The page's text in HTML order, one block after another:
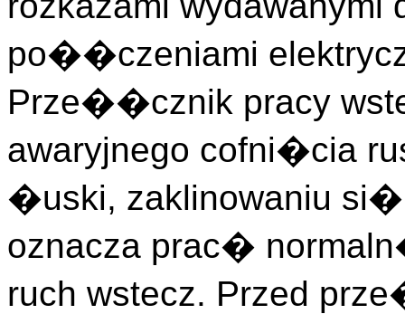
po��czeniami
Prze��cznik pracy
awaryjnego cofni�cia
�uski, zaklinowaniu
oznacza prac�
ruch wstecz. Przed